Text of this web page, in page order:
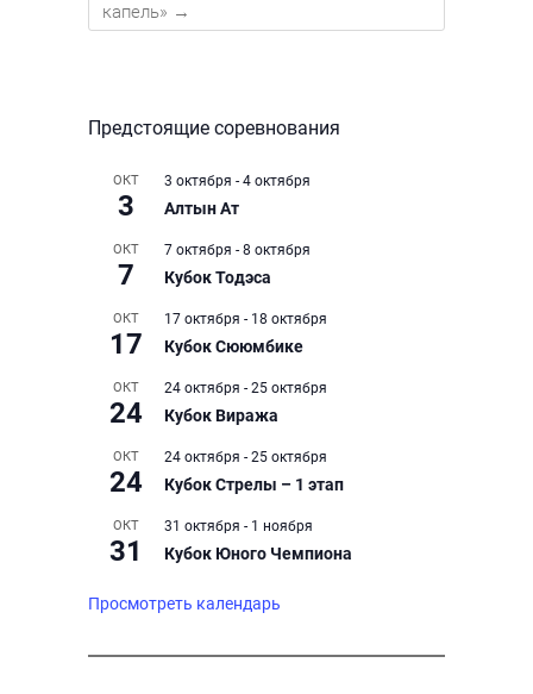
капель» →
Предстоящие соревнования
ОКТ
3
3 октября - 4 октября
Алтын Ат
ОКТ
7
7 октября - 8 октября
Кубок Тодэса
ОКТ
17
17 октября - 18 октября
Кубок Сююмбике
ОКТ
24
24 октября - 25 октября
Кубок Виража
ОКТ
24
24 октября - 25 октября
Кубок Стрелы – 1 этап
ОКТ
31
31 октября - 1 ноября
Кубок Юного Чемпиона
Просмотреть календарь